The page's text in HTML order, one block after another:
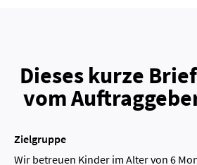
Dieses kurze
vom
Zielgruppe
Wir betreuen Kinder im Alter von 6